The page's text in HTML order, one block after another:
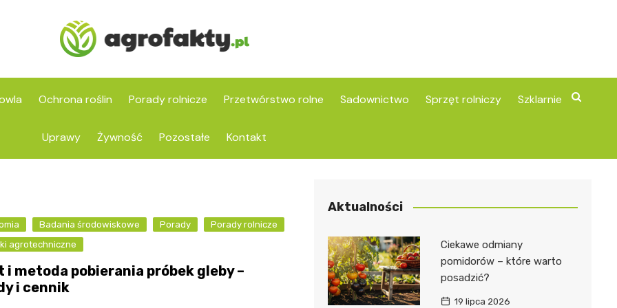
Ochrona roślin Porady rolnicze Przetwórstwo rolne Sadownictwo Sprzęt rolniczy Szklarnie
Uprawy Żywność Pozostałe Kontakt
Badania środowiskowe Porady
Porady rolnicze
agrotechniczne
i metoda pobierania próbek gleby –
i cennik
Aktualności
Ciekawe odmiany
pomidorów – które warto
posadzić?
19 lipca 2026